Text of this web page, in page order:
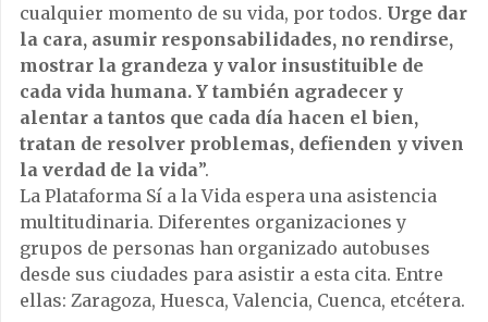
cualquier momento de su vida, por todos. Urge dar
la cara, asumir responsabilidades, no rendirse,
mostrar la grandeza y valor insustituible de
cada vida humana. Y también agradecer y
alentar a tantos que cada día hacen el bien,
tratan de resolver problemas, defienden y viven
la verdad de la vida”.
La Plataforma Sí a la Vida espera una asistencia
multitudinaria. Diferentes organizaciones y
grupos de personas han organizado autobuses
desde sus ciudades para asistir a esta cita. Entre
ellas: Zaragoza, Huesca, Valencia, Cuenca, etcétera.